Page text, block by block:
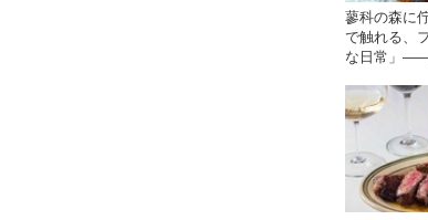
蓼科の森に
で触れる、
な日常」